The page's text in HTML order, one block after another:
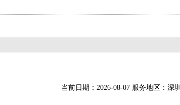
当前日期：2026-08-07 服务地区：深圳